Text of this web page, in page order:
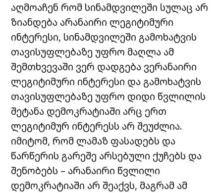
აღმოაჩენ რომ სინამდვილეში სულაც არ
ზიანდება არანაირი ლეგიტიმური
ინტერესი, სინამდვილეში გამოხატვის
თავისუფლებაზე უფრო მაღლა ამ
შემთხვევაში ვერ დადგება ვერანაირი
ლეგიტიმური ინტერესი და გამოხატვის
თავისუფლებაზე უფრო დიდი წვლილის
შეტანა დემოკრატიაში არც ერთ
ლეგიტიმურ ინტერესს არ შეუძლია.
იმიტომ, რომ ლამაზ ფასადებს და
წარწერის გარეშე არსებული ქუჩებს და
შენობებს – არანაირი წვლილი
დემოკრატიაში არ შეაქვს, მაგრამ ამ